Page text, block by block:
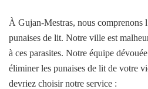
À Gujan-Mestras, nous comprenons
punaises de lit. Notre ville est
à ces parasites. Notre équipe
éliminer les punaises de lit de votre
devriez choisir notre service :